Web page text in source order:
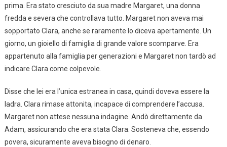
prima. Era stato cresciuto da sua madre Margaret, una donna
fredda e severa che controllava tutto. Margaret non aveva mai
sopportato Clara, anche se raramente lo diceva apertamente. Un
giorno, un gioiello di famiglia di grande valore scomparve. Era
appartenuto alla famiglia per generazioni e Margaret non tardò ad
indicare Clara come colpevole.
Disse che lei era l’unica estranea in casa, quindi doveva essere la
ladra. Clara rimase attonita, incapace di comprendere l’accusa.
Margaret non attese nessuna indagine. Andò direttamente da
Adam, assicurando che era stata Clara. Sosteneva che, essendo
povera, sicuramente aveva bisogno di denaro.